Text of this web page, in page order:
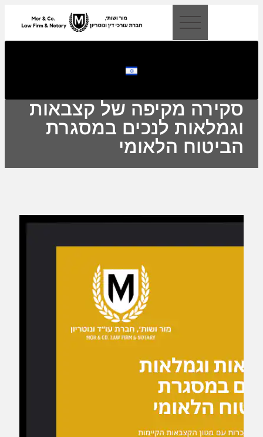
סקירה מקיפה של קצבאות
וגמלאות לנכים במסגרת
הביטוח הלאומי